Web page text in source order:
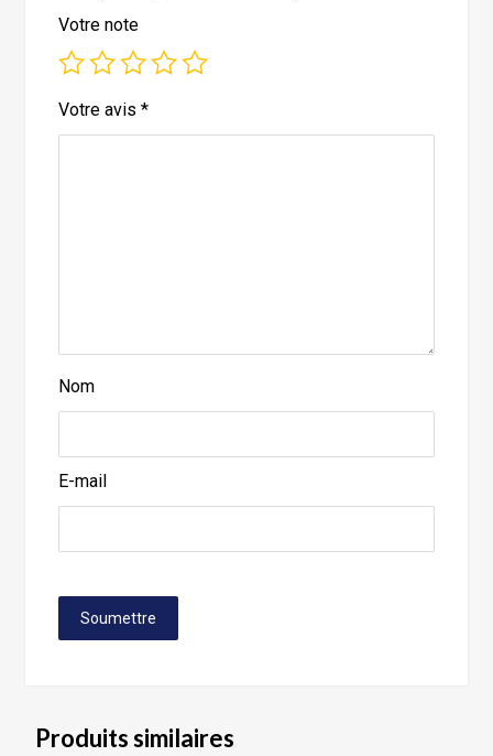
Votre note
Votre avis*
Nom
E-mail
Produits similaires